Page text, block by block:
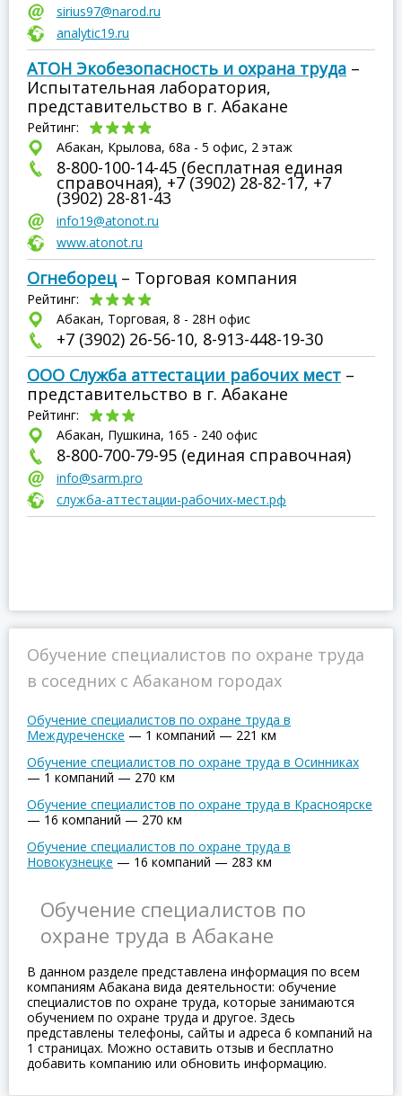
sirius97@narod.ru
analytic19.ru
АТОН Экобезопасность и охрана труда –
Испытательная лаборатория,
представительство в г. Абакане
Рейтинг:
Абакан, Крылова, 68а - 5 офис, 2 этаж
8-800-100-14-45 (бесплатная единая
справочная), +7 (3902) 28-82-17, +7
(3902) 28-81-43
info19@atonot.ru
www.atonot.ru
Огнеборец– Торговая компания
Рейтинг:
Абакан, Торговая, 8 - 28Н офис
+7 (3902) 26-56-10, 8-913-448-19-30
ООО Служба аттестации рабочих мест –
представительство в г. Абакане
Рейтинг:
Абакан, Пушкина, 165 - 240 офис
8-800-700-79-95 (единая справочная)
info@sarm.pro
служба-аттестации-рабочих-мест.рф
Обучение специалистов по охране труда
в соседних с Абаканом городах
Обучение специалистов по охране труда в
Междуреченске — 1 компаний — 221 км
Обучение специалистов по охране труда в Осинниках
— 1 компаний — 270 км
Обучение специалистов по охране труда в Красноярске
— 16 компаний — 270 км
Обучение специалистов по охране труда в
Новокузнецке — 16 компаний — 283 км
Обучение специалистов по
охране труда в Абакане
В данном разделе представлена информация по всем
компаниям Абакана вида деятельности: обучение
специалистов по охране труда, которые занимаются
обучением по охране труда и другое. Здесь
представлены телефоны, сайты и адреса 6 компаний на
1 страницах. Можно оставить отзыв и бесплатно
добавить компанию или обновить информацию.